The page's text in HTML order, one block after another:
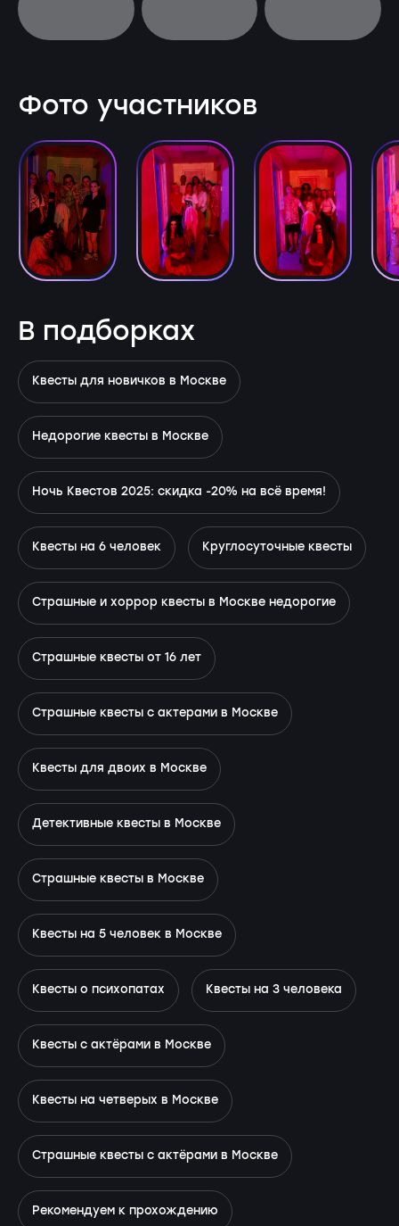
Фото участников
В подборках
Квесты для новичков в Москве
Недорогие квесты в Москве
Ночь Квестов 2025: скидка -20% на всё время!
Квесты на 6 человек Круглосуточные квесты
Страшные и хоррор квесты в Москве недорогие
Страшные квесты от 16 лет
Страшные квесты с актерами в Москве
Квесты для двоих в Москве
Детективные квесты в Москве
Страшные квесты в Москве
Квесты на 5 человек в Москве
Квесты о психопатах Квесты на 3 человека
Квесты с актёрами в Москве
Квесты на четверых в Москве
Страшные квесты с актёрами в Москве
Рекомендуем к прохождению